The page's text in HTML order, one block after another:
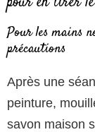
Pour les mains
précautions
Après une
peinture,
savon maison